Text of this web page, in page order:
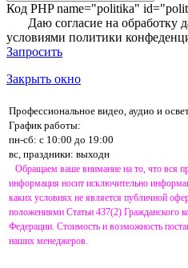
Код PHPname="politika"
Даю согласие на обработку
условиями политики
Запросить
Закрыть окно
Профессиональное видео, аудио и
График работы:
пн-сб: с 10:00 до 19:00
вс, праздники: выходн
Обращаем ваше внимание на то, что вся
информация носит исключительно
каких условиях не является публичной
положениями Статьи 437(2) Гражданского
Федерации. Стоимость и возможность
наших менеджеров.